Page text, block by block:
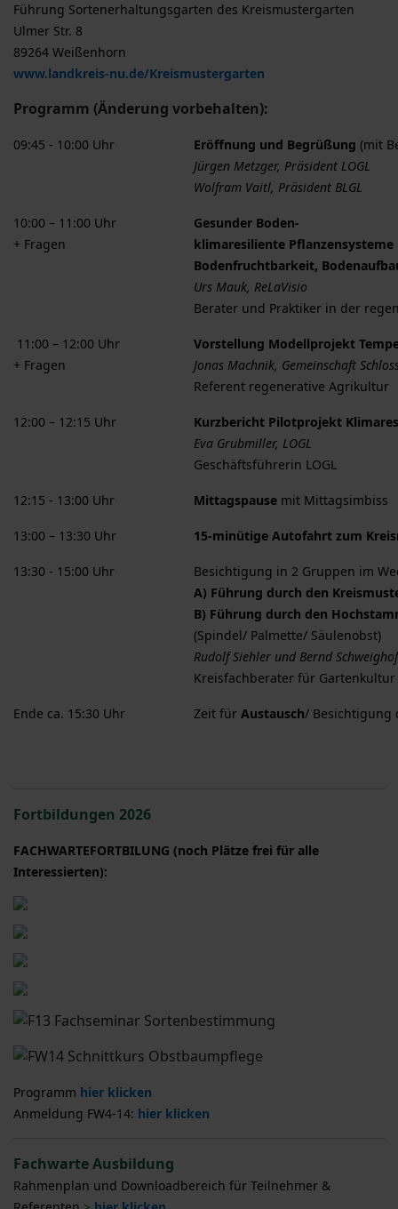
Führung Sortenerhaltungsgarten des Kreismustergarten
Ulmer Str. 8
89264 Weißenhorn
www.landkreis-nu.de/Kreismustergarten
Programm (Änderung vorbehalten):
09:45 - 10:00 Uhr Eröffnung und Begrüßung (mit
Jürgen Metzger, Präsident LOGL
Wolfram Vaitl, Präsident BLGL
10:00 – 11:00 Uhr
+ Fragen
Gesunder Boden-
klimaresiliente Pflanzensysteme
Bodenfruchtbarkeit,
Urs Mauk, ReLaVisio
Berater und Praktiker in der
11:00 – 12:00 Uhr
+ Fragen
Vorstellung Modellprojekt
Jonas Machnik, Gemeinschaft
Referent regenerative Agrikultur
12:00 – 12:15 Uhr
Kurzbericht Pilotprojekt
Eva Grubmiller, LOGL
Geschäftsführerin LOGL
12:15 - 13:00 Uhr Mittagspause mit Mittagsimbiss
13:00 – 13:30 Uhr 15-minütige Autofahrt zum
13:30 - 15:00 Uhr
Besichtigung in 2 Gruppen im
A) Führung durch den
B) Führung durch den
(Spindel/ Palmette/ Säulenobst)
Rudolf Siehler und Bernd
Kreisfachberater für
Ende ca. 15:30 Uhr Zeit für Austausch/ Besichtigung
Fortbildungen 2026
FACHWARTEFORTBILUNG (noch Plätze frei für alle
Interessierten):
Programm hier klicken
Anmeldung FW4-14: hier klicken
Fachwarte Ausbildung
Rahmenplan und Downloadbereich für Teilnehmer &